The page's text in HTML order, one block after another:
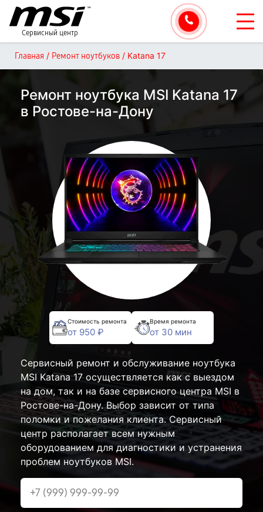
Сервисный центр
Главная / Ремонт ноутбуков / Katana 17
Ремонт ноутбука MSI Katana 17
в Ростове-на-Дону
Стоимость ремонта
от 950 ₽
Время ремонта
от 30 мин
Сервисный ремонт и обслуживание ноутбука
MSI Katana 17 осуществляется как с выездом
на дом, так и на базе сервисного центра MSI в
Ростове-на-Дону. Выбор зависит от типа
поломки и пожелания клиента. Сервисный
центр располагает всем нужным
оборудованием для диагностики и устранения
проблем ноутбуков MSI.